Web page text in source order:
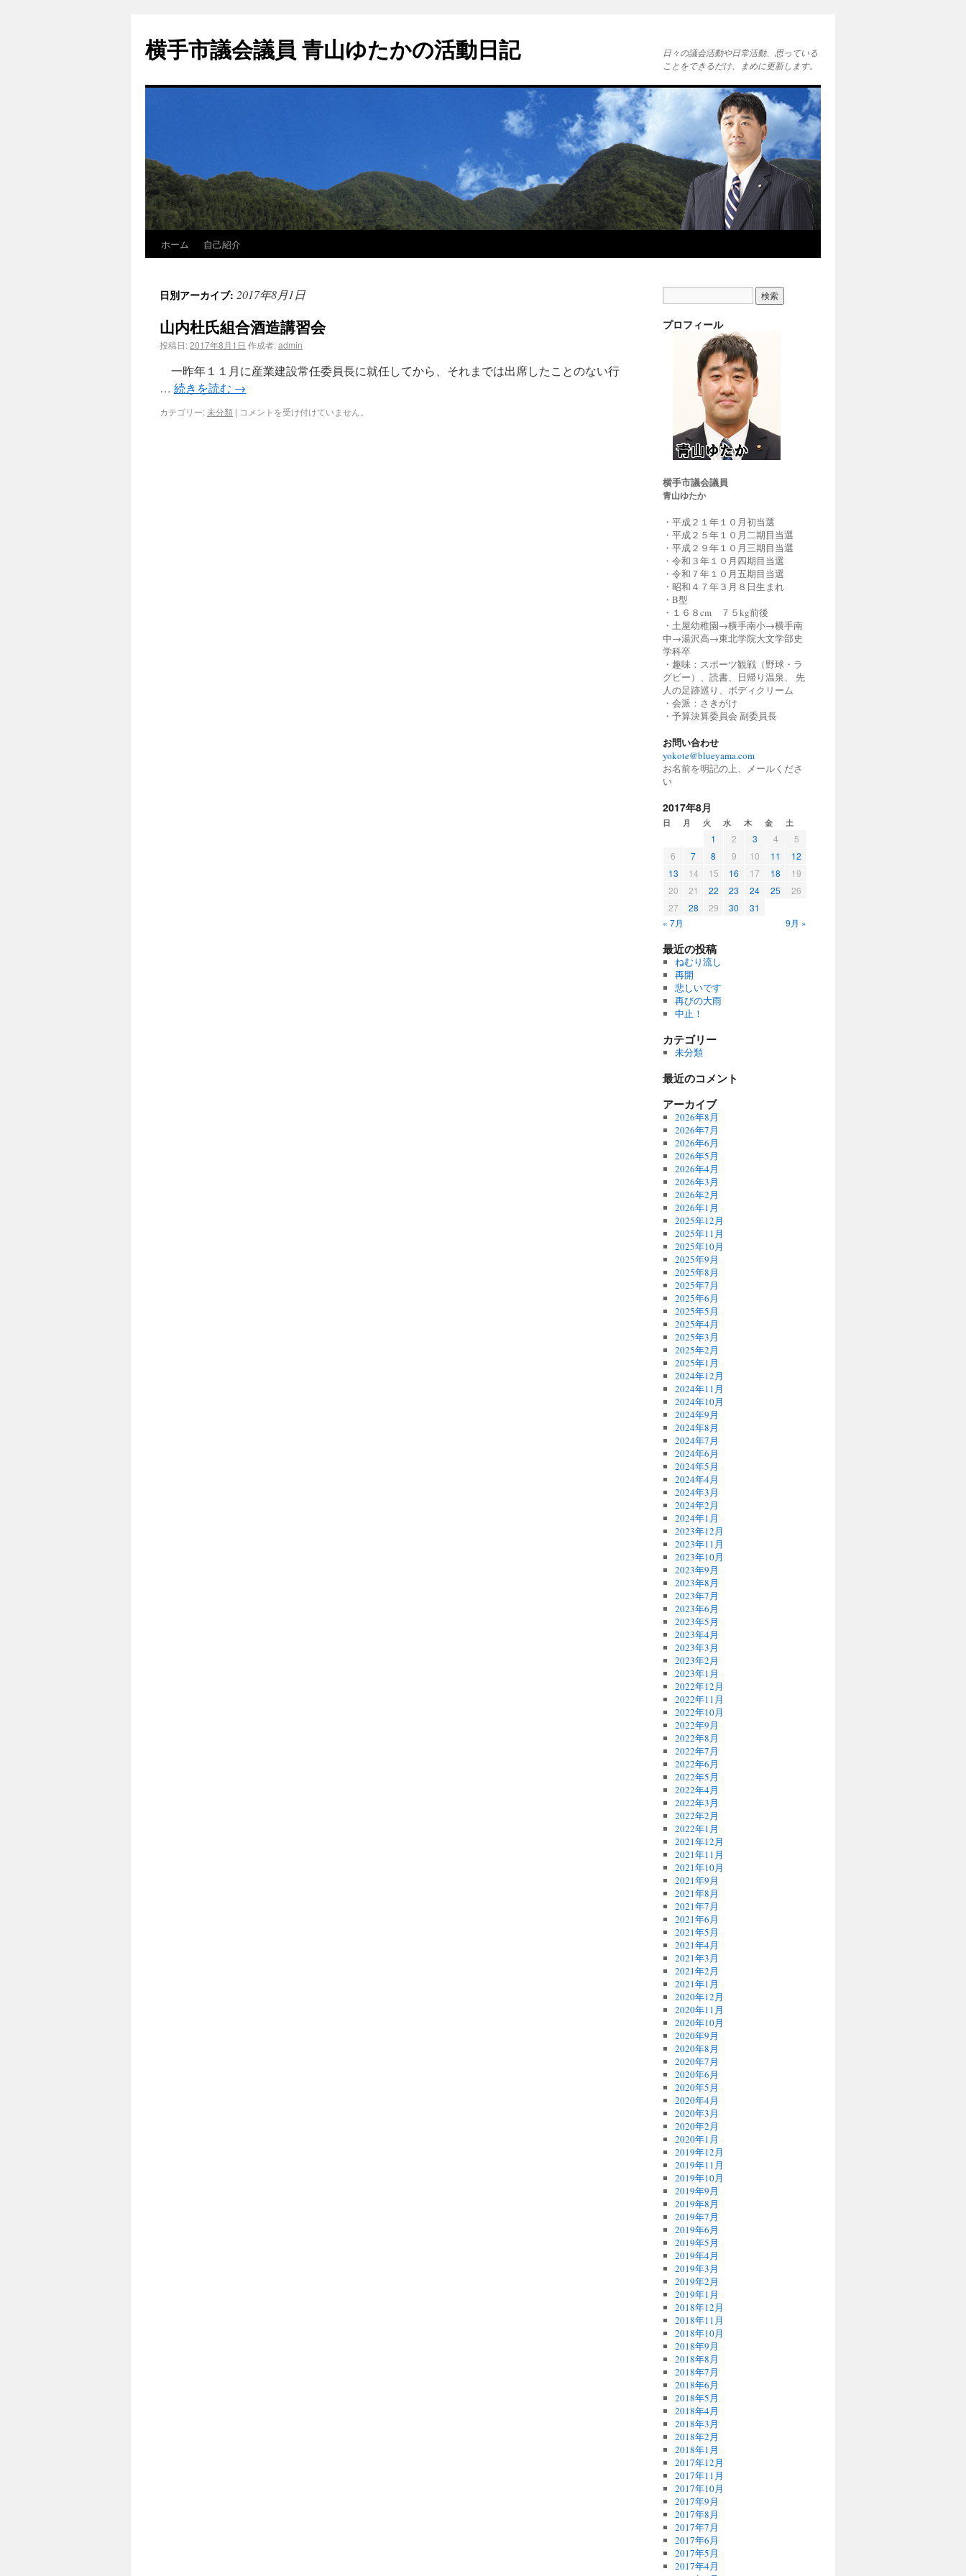
横手市議会議員 青山ゆたかの活動日記
日々の議会活動や日常活動、思っている
ことをできるだけ、まめに更新します。
ホーム 自己紹介
日別アーカイブ: 2017年8月1日
山内杜氏組合酒造講習会
投稿日:2017年8月1日 作成者:admin
一昨年１１月に産業建設常任委員長に就任してから、それまでは出席したことのない行
… 続きを読む →
カテゴリー:未分類 | コメントを受け付けていません。
プロフィール
横手市議会議員
青山ゆたか
・平成２１年１０月初当選
・平成２５年１０月二期目当選
・平成２９年１０月三期目当選
・令和３年１０月四期目当選
・令和７年１０月五期目当選
・昭和４７年３月８日生まれ
・B型
・１６８cm ７５kg前後
・土屋幼稚園→横手南小→横手南
中→湯沢高→東北学院大文学部史
学科卒
・趣味：スポーツ観戦（野球・ラ
グビー）、読書、日帰り温泉、 先
人の足跡巡り、ボディクリーム
・会派：さきがけ
・予算決算委員会 副委員長
お問い合わせ
yokote@blueyama.com
お名前を明記の上、メールくださ
い
2017年8月
日 月 火 水 木 金 土
« 7月 9月 »
1 2 3 4
5
6
7 8 9 10 11
12
13
14 15 16 17 18
19
20
21 22 23 24 25
26
27
28 29 30 31
最近の投稿
ねむり流し
再開
悲しいです
再びの大雨
中止！
カテゴリー
未分類
最近のコメント
アーカイブ
2026年8月
2026年7月
2026年6月
2026年5月
2026年4月
2026年3月
2026年2月
2026年1月
2025年12月
2025年11月
2025年10月
2025年9月
2025年8月
2025年7月
2025年6月
2025年5月
2025年4月
2025年3月
2025年2月
2025年1月
2024年12月
2024年11月
2024年10月
2024年9月
2024年8月
2024年7月
2024年6月
2024年5月
2024年4月
2024年3月
2024年2月
2024年1月
2023年12月
2023年11月
2023年10月
2023年9月
2023年8月
2023年7月
2023年6月
2023年5月
2023年4月
2023年3月
2023年2月
2023年1月
2022年12月
2022年11月
2022年10月
2022年9月
2022年8月
2022年7月
2022年6月
2022年5月
2022年4月
2022年3月
2022年2月
2022年1月
2021年12月
2021年11月
2021年10月
2021年9月
2021年8月
2021年7月
2021年6月
2021年5月
2021年4月
2021年3月
2021年2月
2021年1月
2020年12月
2020年11月
2020年10月
2020年9月
2020年8月
2020年7月
2020年6月
2020年5月
2020年4月
2020年3月
2020年2月
2020年1月
2019年12月
2019年11月
2019年10月
2019年9月
2019年8月
2019年7月
2019年6月
2019年5月
2019年4月
2019年3月
2019年2月
2019年1月
2018年12月
2018年11月
2018年10月
2018年9月
2018年8月
2018年7月
2018年6月
2018年5月
2018年4月
2018年3月
2018年2月
2018年1月
2017年12月
2017年11月
2017年10月
2017年9月
2017年8月
2017年7月
2017年6月
2017年5月
2017年4月